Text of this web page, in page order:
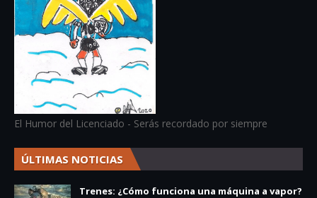
El Humor del Licenciado - Serás recordado por siempre
ÚLTIMAS NOTICIAS
Trenes: ¿Cómo funciona una máquina a vapor?